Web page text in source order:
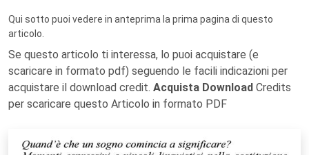
Qui sotto puoi vedere in anteprima la prima pagina di questo
articolo.
Se questo articolo ti interessa, lo puoi acquistare (e
scaricare in formato pdf) seguendo le facili indicazioni per
acquistare il download credit. Acquista Download Credits
per scaricare questo Articolo in formato PDF